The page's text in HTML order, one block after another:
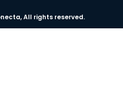
All rights reserved.